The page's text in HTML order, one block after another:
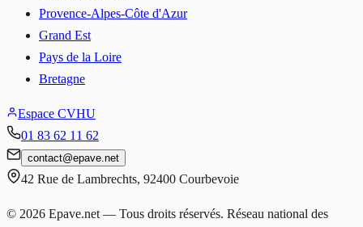
Provence-Alpes-Côte d'Azur
Grand Est
Pays de la Loire
Bretagne
Espace CVHU
01 83 62 11 62
contact@epave.net
42 Rue de Lambrechts, 92400 Courbevoie
© 2026 Epave.net — Tous droits réservés. Réseau national des